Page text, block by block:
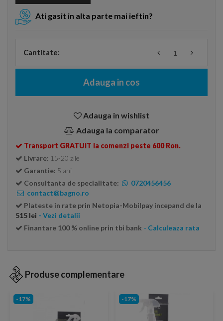
Ati gasit in alta parte mai ieftin?
Cantitate:
Adauga in cos
Adauga in wishlist
Adauga la comparator
Transport GRATUIT la comenzi peste 600 Ron.
Livrare: 15-20 zile
Garantie: 5 ani
Consultanta de specialitate:
0720456456
contact@bagno.ro
Plateste in rate prin Netopia-Mobilpay incepand de la
515 lei - Vezi detalii
Finantare 100 % online prin tbi bank - Calculeaza rata
Produse complementare
-17% -17%